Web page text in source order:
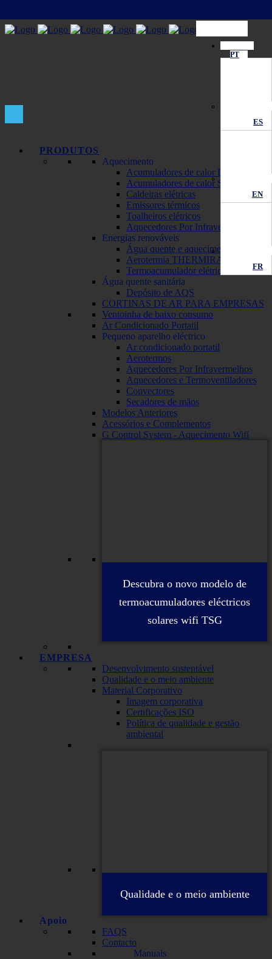
PT
ES
EN
FR
PRODUTOS
Aquecimento
Acumuladores de calor ECOMBI
Acumuladores de calor SOLAR
Caldeiras elétricas
Emissores térmicos
Toalheiros elétricos
Aquecedores Por Infravermelhos
Energias renováveis
Água quente e aquecimento solar
Aerotermia THERMIRA Monobloc
Termoacumulador elétrico solar
Água quente sanitária
Depósito de AQS
CORTINAS DE AR PARA EMPRESAS
Ventoinha de baixo consumo
Ar Condicionado Portatil
Pequeno aparelho eléctrico
Ar condicionado portatil
Aerotermos
Aquecedores Por Infravermelhos
Aquecedores e Termoventiladores
Convectores
Secadores de mãos
Modelos Anteriores
Acessórios e Complementos
G Control System - Aquecimento Wifi
Descubra o novo modelo de
termoacumuladores eléctricos
solares wifi TSG
EMPRESA
Desenvolvimento sustentável
Qualidade e o meio ambiente
Material Corporativo
Imagem corporativa
Certificações ISO
Política de qualidade e gestão
ambiental
Qualidade e o meio ambiente
Apoio
FAQS
Contacto
Manuais